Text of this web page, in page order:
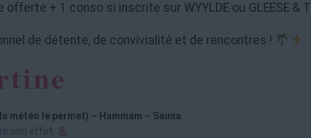
+ 1 conso si inscrite sur WYYLDE ou GLEESE &
de détente, de convivialité et de rencontres !
météo le permet) – Hammam – Sauna
son effet.